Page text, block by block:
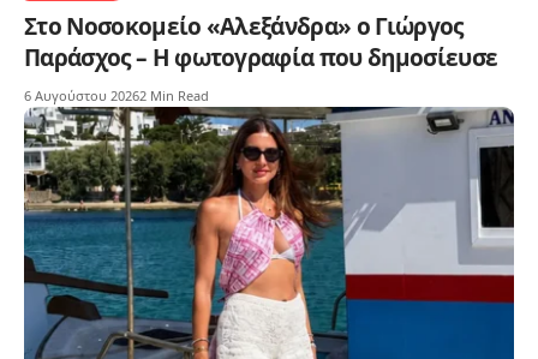
Στο Νοσοκομείο «Αλεξάνδρα» ο Γιώργος
Παράσχος – Η φωτογραφία που δημοσίευσε
6 Αυγούστου 20262 Min Read